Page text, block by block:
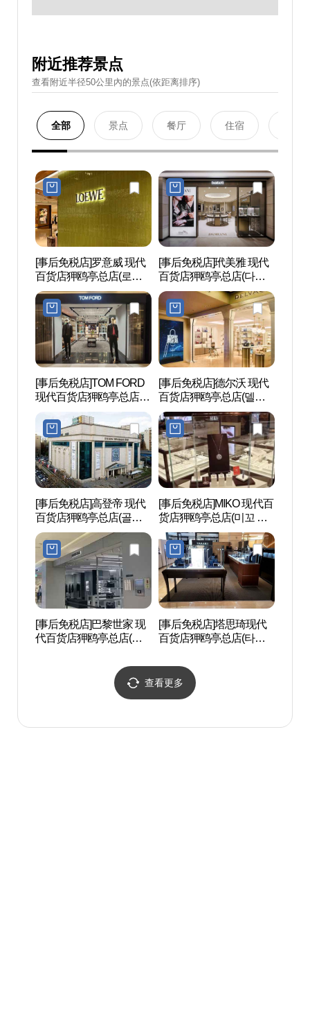
附近推荐景点
查看附近半径50公里內的景点(依距离排序)
全部 景点 餐厅 住宿
[事后免税店]罗意威 现代
百货店狎鸥亭总店(로에
베 현대백화점 압구정본
점)
[事后免税店]玳美雅 现代
百货店狎鸥亭总店(다미
아니 현대백화점 압구정
본점)
[事后免税店]TOM FORD
现代百货店狎鸥亭总店
(톰포드 현대백화점 압구
정본점)
[事后免税店]德尔沃 现代
百货店狎鸥亭总店(델보
현대백화점 압구정본점)
[事后免税店]高登帝 现代
百货店狎鸥亭总店(골든
듀 현대백화점 압구정본
점)
[事后免税店]MIKO 现代百
货店狎鸥亭总店(미꼬 현
대백화점 압구정본점)
[事后免税店]巴黎世家 现
代百货店狎鸥亭总店(발
[事后免税店]塔思琦现代
百货店狎鸥亭总店(타사
점)
查看更多